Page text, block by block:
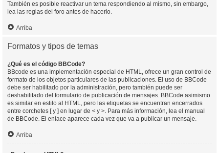
También es posible reactivar un tema respondiendo al mismo, sin embargo,
lea las reglas del foro antes de hacerlo.
Arriba
Formatos y tipos de temas
¿Qué es el código BBCode?
BBcode es una implementación especial de HTML, ofrece un gran control de
formato de los objetos particulares de las publicaciones. El uso de BBCode
debe ser habilitado por la administración, pero también puede ser
deshabilitado del formulario de publicación de mensajes. BBCode asimismo
es similar en estilo al HTML, pero las etiquetas se encuentran encerrados
entre corchetes [ y ] en lugar de < y >. Para más información, lea el manual
de BBCode. El enlace aparece cada vez que va a publicar un mensaje.
Arriba